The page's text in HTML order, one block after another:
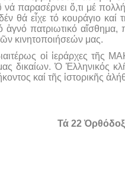
παρασέρνει ὅ,τι μέ
θά εἶχε τό κουράγιο
πατριωτικό αἴσθημα,
κινητοποιήσεών μας.
οἱ ἱεράρχες
δικαίων. Ὁ Ἑλληνικός
καί τῆς ἱστορικῆς
Τά 22